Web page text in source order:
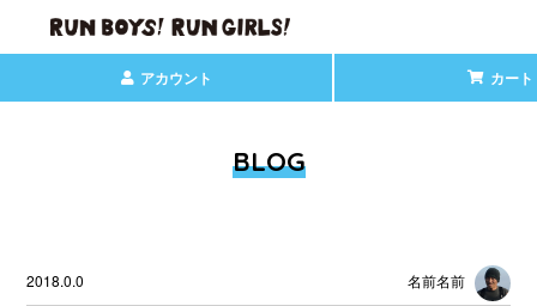
アカウント カート
BLOG
2018.0.0 名前名前